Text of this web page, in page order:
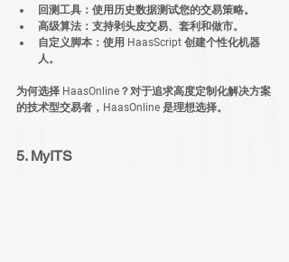
回测工具 ：使用历史数据测试您的交易策略。
高级算法 ：支持剥头皮交易、套利和做市。
自定义脚本 ：使用 HaasScript 创建个性化机器
人。
为何选择 HaasOnline？对于追求高度定制化解决方案
的技术型交易者，HaasOnline 是理想选择。
5. MyITS